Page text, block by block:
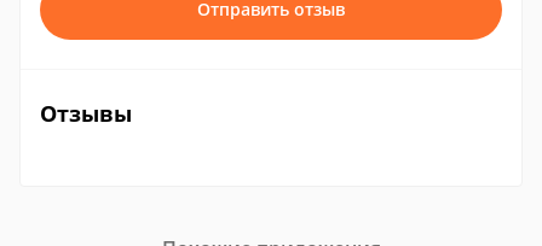
Отправить отзыв
Отзывы